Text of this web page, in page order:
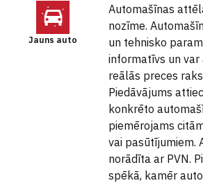
Jauns auto
Automašīnas
nozīme.
un tehnisko
informatīvs un var
reālās preces
Piedāvājums
konkrēto
piemērojams
vai pasūtījumiem.
norādīta ar PVN.
spēkā, kamēr